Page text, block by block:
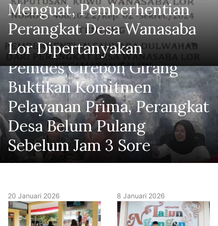
Menguat, Pemberhentian
Perangkat Desa Wanasaba
Lor Dipertanyakan
Pemdes Cirebon Girang
Buktikan Komitmen
Pelayanan Prima, Perangkat
Desa Belum Pulang
Sebelum Jam 3 Sore
20 Januari 2026 8 Januari 2026